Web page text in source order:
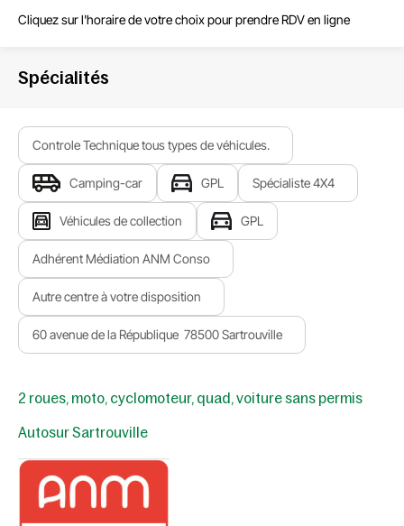
Cliquez sur l'horaire de votre choix pourprendre RDV en ligne
Spécialités
Controle Technique tous types de véhicules.
Camping-car GPL Spécialiste 4X4
Véhicules de collection GPL
Adhérent Médiation ANM Conso
Autre centre à votre disposition
60 avenue de la République 78500 Sartrouville
2 roues, moto, cyclomoteur, quad, voiture sans permis
Autosur Sartrouville